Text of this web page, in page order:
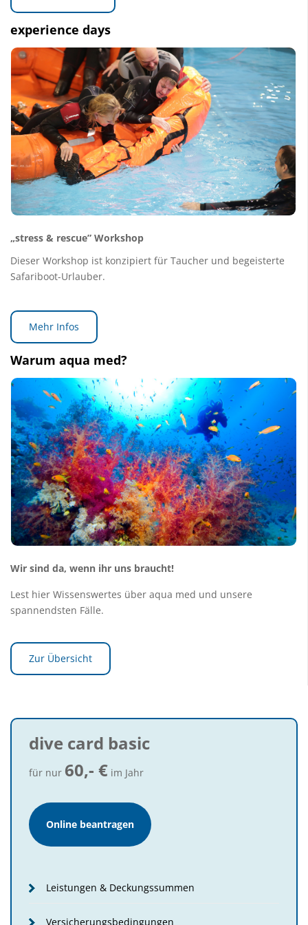
experience days
„stress & rescue” Workshop
Dieser Workshop ist konzipiert für Taucher und begeisterte
Safariboot-Urlauber.
Mehr Infos
Warum aqua med?
Wir sind da, wenn ihr uns braucht!
Lest hier Wissenswertes über aqua med und unsere
spannendsten Fälle.
Zur Übersicht
dive card basic
für nur 60,- € im Jahr
Online beantragen(öffnet
neuem
Leistungen & Deckungssummen
Versicherungsbedingungen